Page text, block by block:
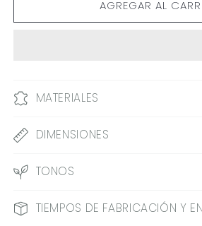
CARRETE
MESA
CARRETE
AGREGAR AL
MATERIALES
DIMENSIONES
TONOS
TIEMPOS DE FABRICACIÓN Y